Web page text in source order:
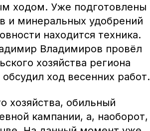
ходом. Уже подготовлены
и минеральных удобрений
находится техника.
Владимиров провёл
хозяйства региона
ход весенних работ.
хозяйства, обильный
кампании, а, наоборот,